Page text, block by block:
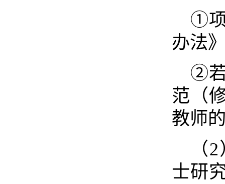
①项
办法
②若
范（
教师
（
士研